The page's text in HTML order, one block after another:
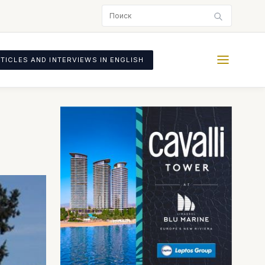
AND INTERVIEWS IN ENGLISH